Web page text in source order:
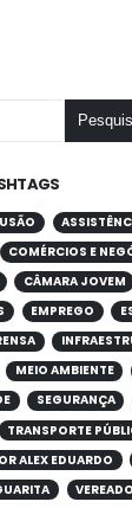
COMÉRCIOS E
CÂMARA JOVEM
EMPREGO
MEIO AMBIENTE
SEGURANÇA
TRANSPORTE
ALEX EDUARDO